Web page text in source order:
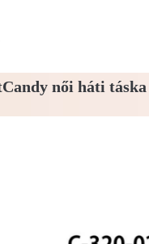
női háti